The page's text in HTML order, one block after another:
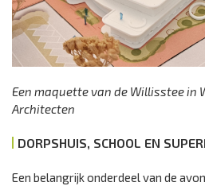
Een maquette van de Willisstee in
Architecten
DORPSHUIS, SCHOOL EN
Een belangrijk onderdeel van de